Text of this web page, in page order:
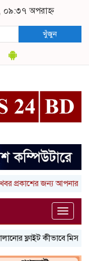
০৯:৩৭ অপরাহ্ন
খুঁজুন
জন্য আপনার লিখা
Toggle
কীভাবে মিস